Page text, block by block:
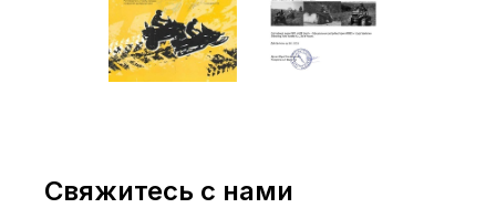
Свяжитесь с нами